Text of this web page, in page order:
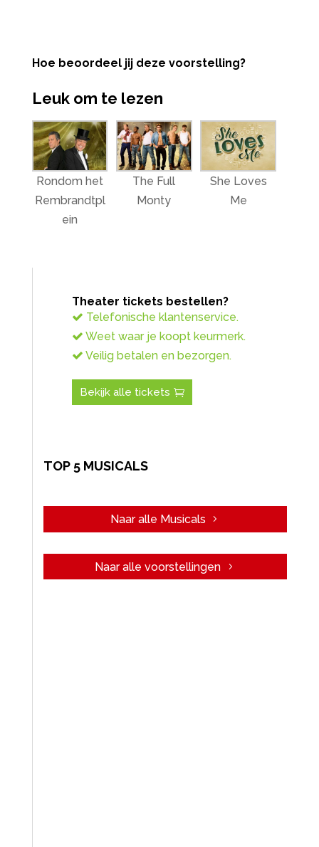
Hoe beoordeel jij deze voorstelling?
Leuk om te lezen
Rondom het
Rembrandtpl
ein
The Full
Monty
She Loves
Me
Theater tickets bestellen?
Telefonische klantenservice.
Weet waar je koopt keurmerk.
Veilig betalen en bezorgen.
Bekijk alle tickets
TOP 5 MUSICALS
Naar alle Musicals
Naar alle voorstellingen